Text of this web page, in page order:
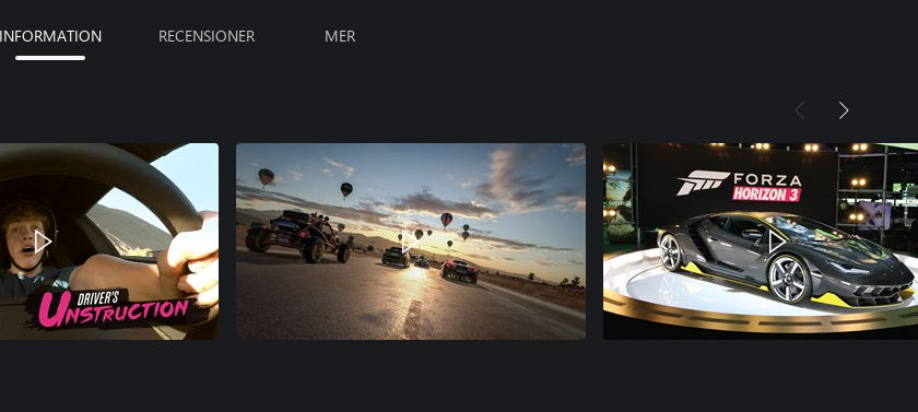
INFORMATION RECENSIONER MER